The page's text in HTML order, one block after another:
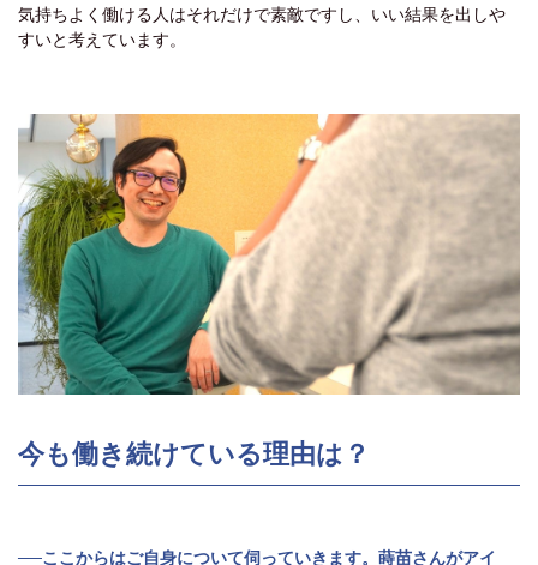
気持ちよく働ける人はそれだけで素敵ですし、いい結果を出しや
すいと考えています。
今も働き続けている理由は？
──ここからはご自身について伺っていきます。蒔苗さんがアイ